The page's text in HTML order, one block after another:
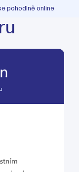
pohodlně online